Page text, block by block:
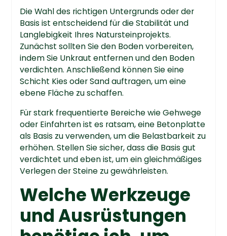
Die Wahl des richtigen Untergrunds oder der
Basis ist entscheidend für die Stabilität und
Langlebigkeit Ihres Natursteinprojekts.
Zunächst sollten Sie den Boden vorbereiten,
indem Sie Unkraut entfernen und den Boden
verdichten. Anschließend können Sie eine
Schicht Kies oder Sand auftragen, um eine
ebene Fläche zu schaffen.
Für stark frequentierte Bereiche wie Gehwege
oder Einfahrten ist es ratsam, eine Betonplatte
als Basis zu verwenden, um die Belastbarkeit zu
erhöhen. Stellen Sie sicher, dass die Basis gut
verdichtet und eben ist, um ein gleichmäßiges
Verlegen der Steine zu gewährleisten.
Welche Werkzeuge
und Ausrüstungen